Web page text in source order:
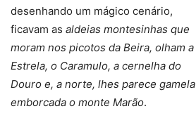
desenhando um mágico cenário,
ficavam as aldeias montesinhas que
moram nos picotos da Beira, olham a
Estrela, o Caramulo, a cernelha do
Douro e, a norte, lhes parece gamela
emborcada o monte Marão.